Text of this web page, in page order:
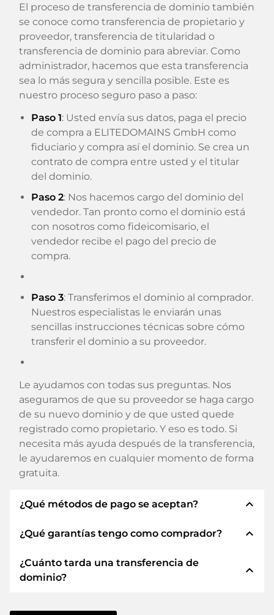
El proceso de transferencia de dominio también
se conoce como transferencia de propietario y
proveedor, transferencia de titularidad o
transferencia de dominio para abreviar. Como
administrador, hacemos que esta transferencia
sea lo más segura y sencilla posible. Este es
nuestro proceso seguro paso a paso:
Paso 1: Usted envía sus datos, paga el precio
de compra a ELITEDOMAINS GmbH como
fiduciario y compra así el dominio. Se crea un
contrato de compra entre usted y el titular
del dominio.
Paso 2: Nos hacemos cargo del dominio del
vendedor. Tan pronto como el dominio está
con nosotros como fideicomisario, el
vendedor recibe el pago del precio de
compra.
Paso 3: Transferimos el dominio al comprador.
Nuestros especialistas le enviarán unas
sencillas instrucciones técnicas sobre cómo
transferir el dominio a su proveedor.
Le ayudamos con todas sus preguntas. Nos
aseguramos de que su proveedor se haga cargo
de su nuevo dominio y de que usted quede
registrado como propietario. Y eso es todo. Si
necesita más ayuda después de la transferencia,
le ayudaremos en cualquier momento de forma
gratuita.
¿Qué métodos de pago se aceptan? expand_less
Utilizamos SEPA como prepago y utilizamos
para los métodos de pago disponibles como:
Tarjetas de crédito, PayPal, Klarna, ApplePay,
¿Qué garantías tengo como comprador? expand_less
Siempre le garantizamos como comprador las
siguientes seguridades. Esto es lo que
¿Cuánto tarda una transferencia de
dominio?
expand_less
La transferencia de dominio a un nuevo